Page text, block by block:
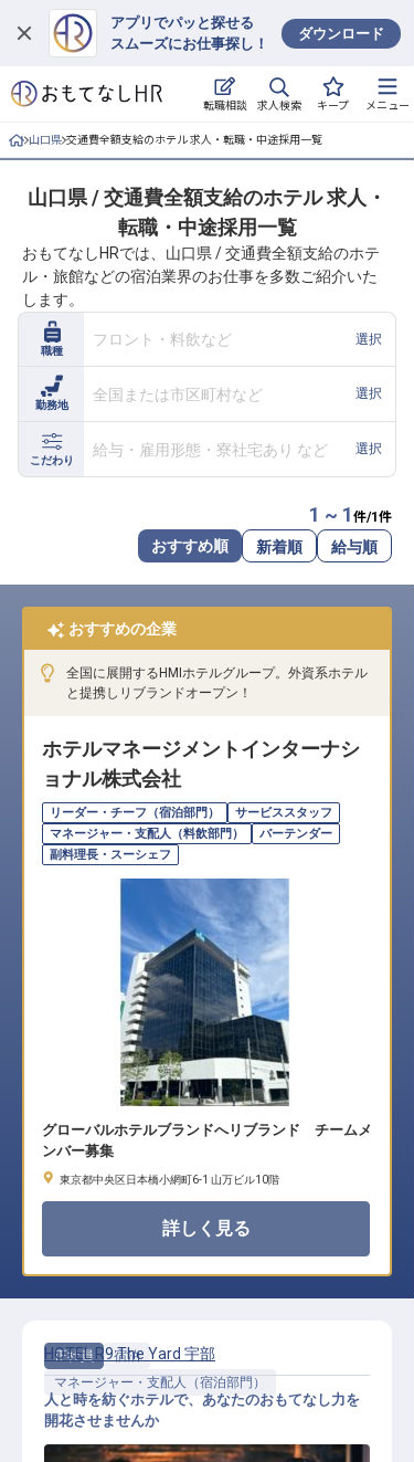
アプリでパッと探せる
スムーズにお仕事探し！
ダウンロード
転職相談 求人検索 キープ メニュー
ログイン
求人・施設を探す
就職・転職 合同説明会
おもてなしHRについて
ご利用の流れ
よくある質問
ホテル・宿泊業界情報コラム
転職サポートに申し込む
採用をお考えの企業様へ
山口県 交通費全額支給のホテル 求人・転職・中途採用一覧
山口県 / 交通費全額支給のホテル 求人・
転職・中途採用一覧
おもてなしHRでは、山口県 / 交通費全額支給のホテ
ル・旅館などの宿泊業界のお仕事を多数ご紹介いた
します。
職種
フロント・料飲など 選択
勤務地
全国または市区町村など 選択
こだわり
給与・雇用形態・寮社宅あり など 選択
1 ~ 1 件/1 件
おすすめ順 新着順 給与順
おすすめの企業
全国に展開するHMIホテルグループ。外資系ホテル
と提携しリブランドオープン！
ホテルマネージメントインターナシ
ョナル株式会社
リーダー・チーフ（宿泊部門）
サービススタッフ
マネージャー・支配人（料飲部門）
バーテンダー
副料理長・スーシェフ
グローバルホテルブランドへリブランド チームメ
ンバー募集
東京都中央区日本橋小網町6-1 山万ビル10階
詳しく見る
正社員
宿泊
マネージャー・支配人（宿泊部門）
HOTEL R9 The Yard 宇部
人と時を紡ぐホテルで、あなたのおもてなし力を
開花させませんか